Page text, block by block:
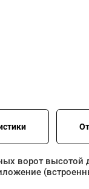
ворот высотой